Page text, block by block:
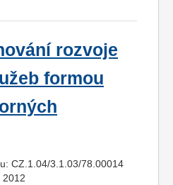
rozvoje
formou
CZ.1.04/3.1.03/78.00014
2012